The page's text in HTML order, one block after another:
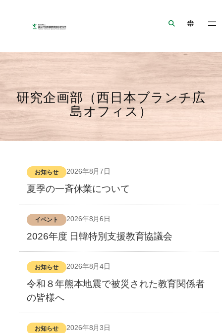
シ
ジ
ャ
ン
へ
ジ
へ
プ
研究企画部（西日本ブランチ広
島オフィス）
2026年8月7日
お知らせ
夏季の一斉休業について
2026年8月6日
イベント
2026年度 日韓特別支援教育協議会
2026年8月4日
お知らせ
令和８年熊本地震で被災された教育関係者
の皆様へ
2026年8月3日
お知らせ